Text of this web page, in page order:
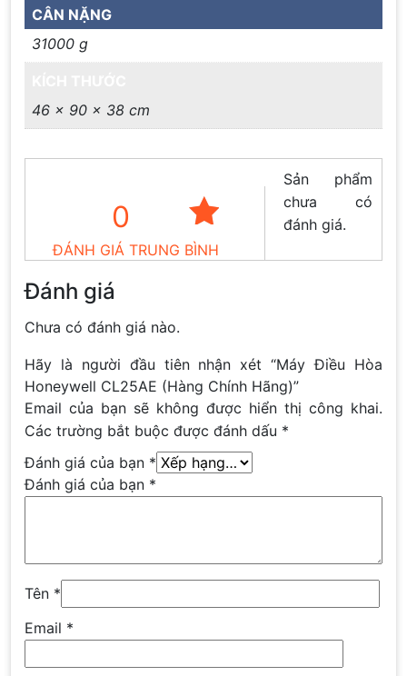
CÂN NẶNG
31000 g
46 × 90 × 38 cm
0
ĐÁNH GIÁ TRUNG BÌNH
Sản phẩm
chưa có
đánh giá.
Đánh giá
Chưa có đánh giá nào.
Hãy là người đầu tiên nhận xét “Máy Điều Hòa
Honeywell CL25AE (Hàng Chính Hãng)”
Email của bạn sẽ không được hiển thị công khai.
Các trường bắt buộc được đánh dấu *
Đánh giá của bạn *
Đánh giá của bạn *
Tên *
Email *